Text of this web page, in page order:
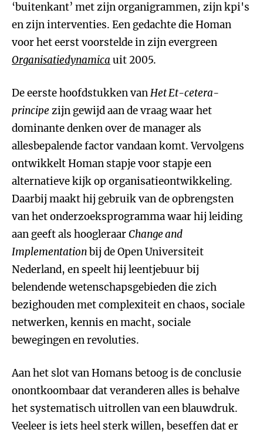
‘buitenkant’ met zijn organigrammen, zijn kpi's
en zijn interventies. Een gedachte die Homan
voor het eerst voorstelde in zijn evergreen
Organisatiedynamica uit 2005.
De eerste hoofdstukken vanHet Et-cetera-
principe zijn gewijd aan de vraag waar het
dominante denken over de manager als
allesbepalende factor vandaan komt. Vervolgens
ontwikkelt Homan stapje voor stapje een
alternatieve kijk op organisatieontwikkeling.
Daarbij maakt hij gebruik van de opbrengsten
van het onderzoeksprogramma waar hij leiding
aan geeft als hoogleraarChange and
Implementationbij de Open Universiteit
Nederland, en speelt hij leentjebuur bij
belendende wetenschapsgebieden die zich
bezighouden met complexiteit en chaos, sociale
netwerken, kennis en macht, sociale
bewegingen en revoluties.
Aan het slot van Homans betoog is de conclusie
onontkoombaar dat veranderen alles is behalve
het systematisch uitrollen van een blauwdruk.
Veeleer is iets heel sterk willen, beseffen dat er